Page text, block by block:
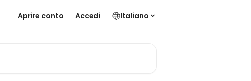
Aprire conto Accedi Italiano